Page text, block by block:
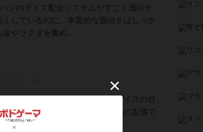
ンのダイス配分システムがすごく面白か
しているのに、本質的な面白さはしっか
やラクダを集め...
紙ペンゲーム。基本ルールはダイスの目
といった感じ。そのあたりが紙の左側で
ろ。説明書が意外...